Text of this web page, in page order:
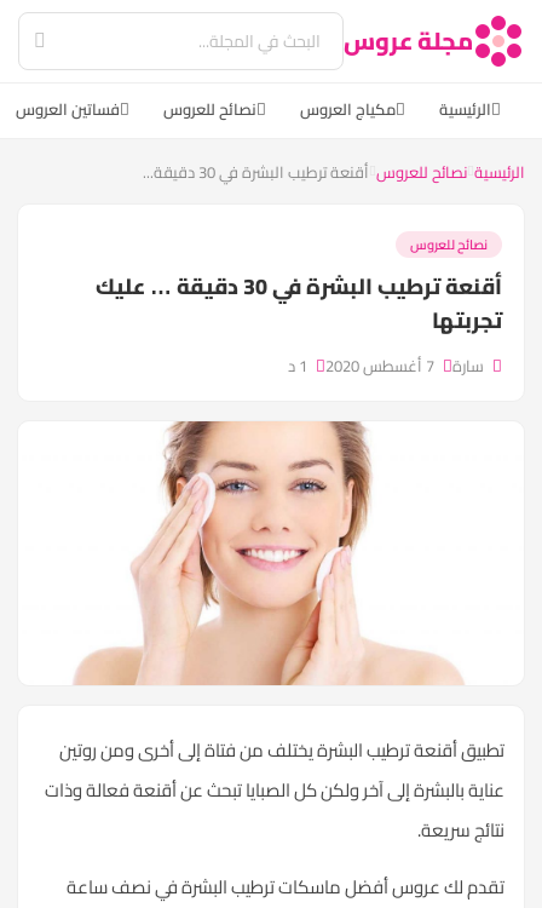
مجلة عروس
الرئيسية مكياج العروس نصائح للعروس فساتين العروس
الرئيسية نصائح للعروس أقنعة ترطيب البشرة في 30 دقيقة...
نصائح للعروس
أقنعة ترطيب البشرة في 30 دقيقة … عليك
تجربتها
سارة
تطبيق أقنعة ترطيب البشرة يختلف من فتاة إلى أخرى ومن روتين
عناية بالبشرة إلى آخر ولكن كل الصبايا تبحث عن أقنعة فعالة وذات
نتائج سريعة.
تقدم لكعروسأفضل ماسكات ترطيب البشرة في نصف ساعة